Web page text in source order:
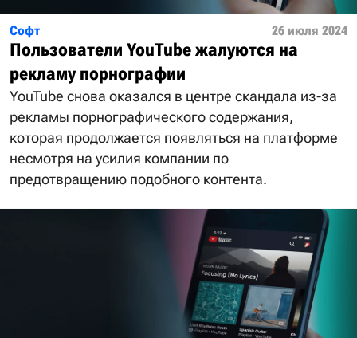
Софт 26 июля 2024
Пользователи YouTube жалуются на
рекламу порнографии
YouTube снова оказался в центре скандала из-за
рекламы порнографического содержания,
которая продолжается появляться на платформе
несмотря на усилия компании по
предотвращению подобного контента.